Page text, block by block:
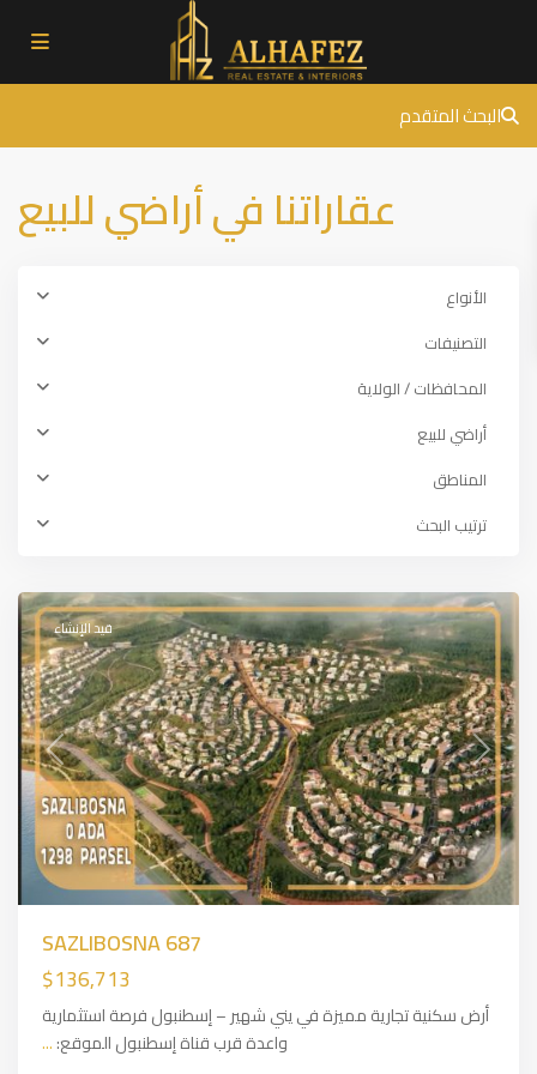
البحث المتقدم
عقاراتنا في أراضي للبيع
الأنواع
التصنيفات
المحافظات / الولاية
أراضي للبيع
المناطق
ترتيب البحث
Arnavutköy
side
Istanbul
أراضي
Next
قيد الإنشاء
SAZLIBOSNA 687
$136,713
أرض سكنية تجارية مميزة في يني شهير – إسطنبول فرصة استثمارية
واعدة قرب قناة إسطنبول الموقع:...